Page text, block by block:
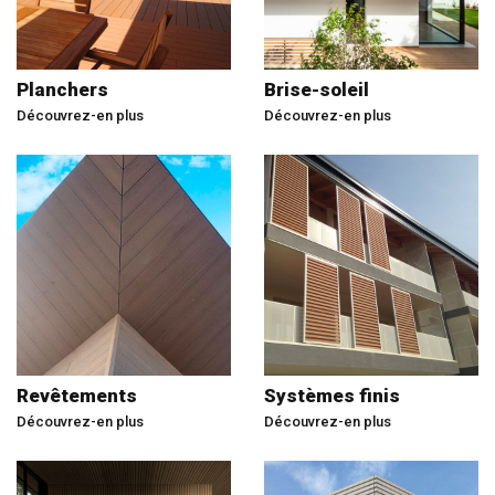
Planchers
Découvrez-en plus
Brise-soleil
Découvrez-en plus
Revêtements
Découvrez-en plus
Systèmes finis
Découvrez-en plus